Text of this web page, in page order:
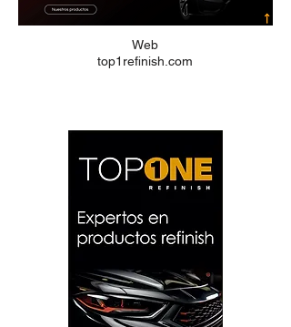
Web
top1refinish.com